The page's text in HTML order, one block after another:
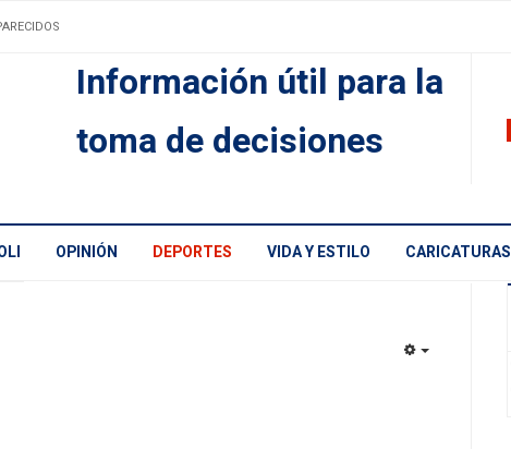
Información útil para la
toma de decisiones
OPINIÓN DEPORTES VIDA Y ESTILO CARICATURAS